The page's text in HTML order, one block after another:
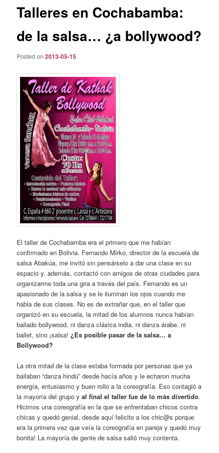
Talleres en Cochabamba:
de la salsa… ¿a bollywood?
Posted on2013-05-15
El taller de Cochabamba era el primero que me habían
confirmado en Bolivia. Fernando Mirko, director de la escuela de
salsa Abakúa, me invitó sin pensárselo a dar una clase en su
espacio y, además, contactó con amigos de otras ciudades para
organizarme toda una gira a través del país. Fernando es un
apasionado de la salsa y se le iluminan los ojos cuando me
habla de sus clases. No es de extrañar que, en el taller que
organizó en su escuela, la mitad de los alumnos nunca habían
bailado bollywood, ni danza clásica india, ni danza árabe, ni
ballet, sino ¡salsa!¿Es posible pasar de la salsa… a
Bollywood?
La otra mitad de la clase estaba formada por personas que ya
bailaban “danza hindú” desde hacía años y le echaron mucha
energía, entusiasmo y buen rollo a la coreografía. Eso contagió a
la mayoría del grupo yal final el taller fue de lo más divertido.
Hicimos una coreografía en la que se enfrentaban chicos contra
chicas y quedó genial, desde aquí felicito a los chic@s porque
era la primera vez que veía la coreografía en pareja y quedó muy
bonita! La mayoría de gente de salsa salió muy contenta.